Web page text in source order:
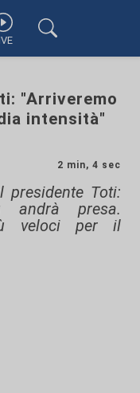
"Arriveremo
intensità"
2 min, 4 sec
presidente Toti:
andrà presa.
veloci per il